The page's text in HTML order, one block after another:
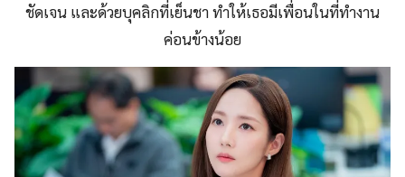
ชัดเจน และด้วยบุคลิกที่เย็นชา ทำให้เธอมีเพื่อนในที่ทำงาน
ค่อนข้างน้อย